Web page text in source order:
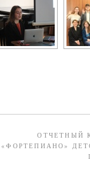
ОТЧЕТНЫЙ
«ФОРТЕПИАНО»